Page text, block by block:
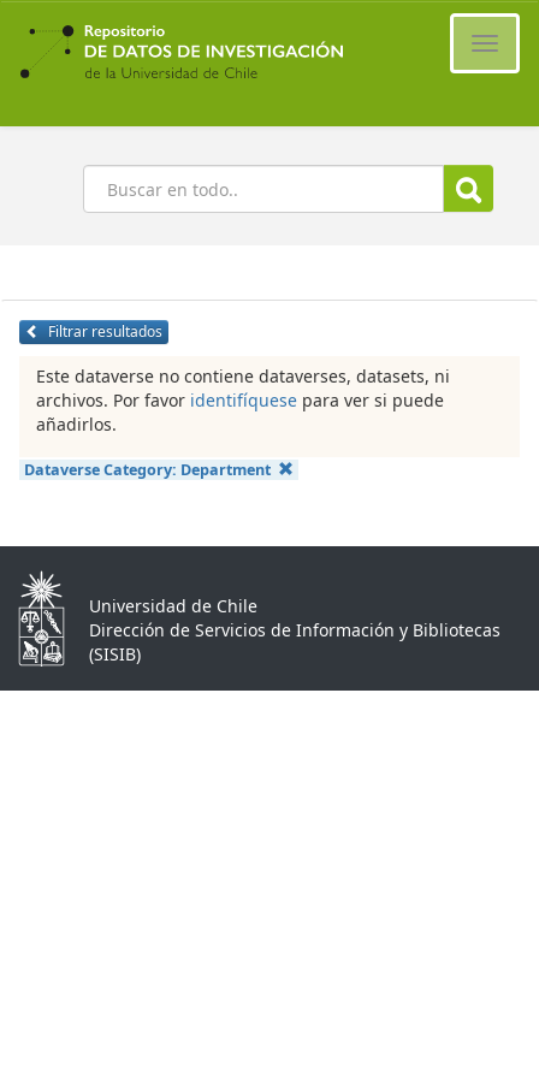
Ir
contenido
principal
Buscar
Filtrar resultados
Este dataverse no contiene dataverses, datasets, ni
archivos. Por favor identifíquese para ver si puede
añadirlos.
Dataverse Category: Department
Universidad de Chile
Dirección de Servicios de Información y Bibliotecas
(SISIB)